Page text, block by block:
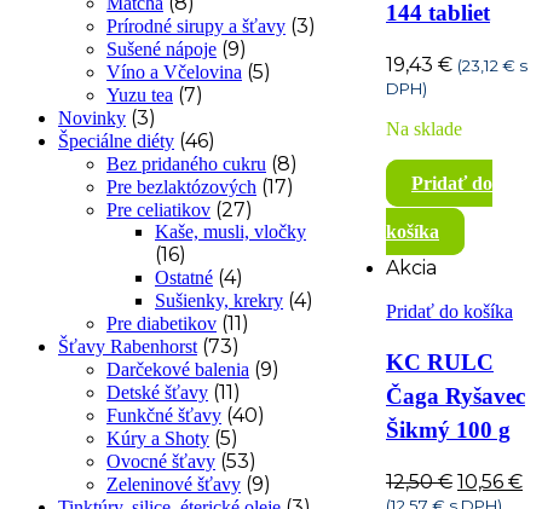
Prírodné sirupy a šťavy (3)
Sušené nápoje (9)
Víno a Včelovina (5)
Yuzu tea (7)
Novinky (3)
Špeciálne diéty (46)
Bez pridaného cukru (8)
Pre bezlaktózových (17)
Pre celiatikov (27)
Kaše, musli, vločky
(16)
Ostatné (4)
Sušienky, krekry (4)
Pre diabetikov (11)
Šťavy Rabenhorst (73)
Darčekové balenia (9)
Detské šťavy (11)
Funkčné šťavy (40)
Kúry a Shoty (5)
Ovocné šťavy (53)
Zeleninové šťavy (9)
144 tabliet
19,43 € (23,12 € s
DPH)
Na sklade
Pridať do
košíka
Akcia
Pridať do košíka
KC RULC
Čaga Ryšavec
Šikmý 100 g
12,50€ Pôvodná
cena
10,56 €
(12,57 € s DPH)